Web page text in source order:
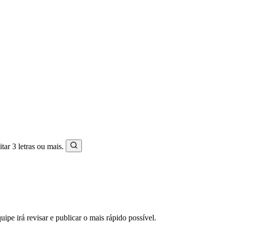
3 letras ou mais.
irá revisar e publicar o mais rápido possível.